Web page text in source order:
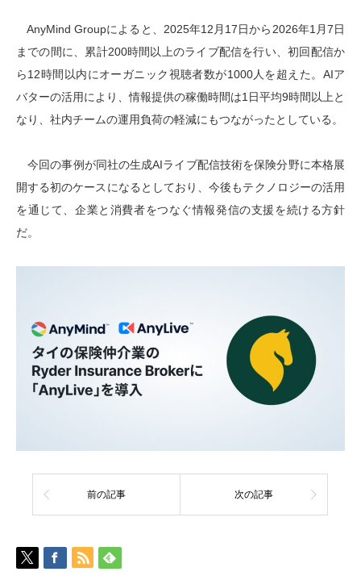
AnyMind Groupによると、2025年12月17日から2026年1月7日
までの間に、累計200時間以上のライブ配信を行い、初回配信か
ら12時間以内にオーガニック視聴者数が1000人を超えた。AIア
バターの活用により、情報提供の稼働時間は1日平均9時間以上と
なり、社内チームの運用負荷の軽減にもつながったとしている。
今回の事例が同社の生成AIライブ配信技術を保険分野に本格展
開する初のケースになるとしており、今後もテクノロジーの活用
を通じて、企業と消費者をつなぐ情報発信の支援を続ける方針
だ。
前の記事 次の記事